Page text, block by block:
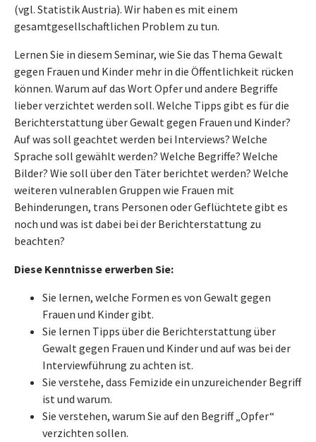
(vgl. Statistik Austria). Wir haben es mit einem
gesamtgesellschaftlichen Problem zu tun.
Lernen Sie in diesem Seminar, wie Sie das Thema Gewalt
gegen Frauen und Kinder mehr in die Öffentlichkeit rücken
können. Warum auf das Wort Opfer und andere Begriffe
lieber verzichtet werden soll. Welche Tipps gibt es für die
Berichterstattung über Gewalt gegen Frauen und Kinder?
Auf was soll geachtet werden bei Interviews? Welche
Sprache soll gewählt werden? Welche Begriffe? Welche
Bilder? Wie soll über den Täter berichtet werden? Welche
weiteren vulnerablen Gruppen wie Frauen mit
Behinderungen, trans Personen oder Geflüchtete gibt es
noch und was ist dabei bei der Berichterstattung zu
beachten?
Diese Kenntnisse erwerben Sie:
Sie lernen, welche Formen es von Gewalt gegen
Frauen und Kinder gibt.
Sie lernen Tipps über die Berichterstattung über
Gewalt gegen Frauen und Kinder und auf was bei der
Interviewführung zu achten ist.
Sie verstehe, dass Femizide ein unzureichender Begriff
ist und warum.
Sie verstehen, warum Sie auf den Begriff „Opfer“
verzichten sollen.